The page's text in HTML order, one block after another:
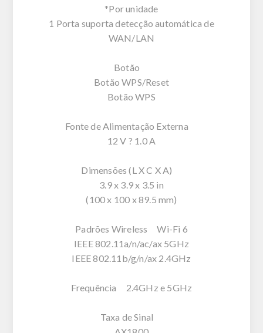
*Por unidade
1 Porta suporta detecção automática de
WAN/LAN
Botão
Botão WPS/Reset
Botão WPS
Fonte de Alimentação Externa
12 V ? 1.0 A
Dimensões (L X C X A)
3.9 x 3.9 x 3.5 in
(100 x 100 x 89.5 mm)
Padrões Wireless Wi-Fi 6
IEEE 802.11a/n/ac/ax 5GHz
IEEE 802.11b/g/n/ax 2.4GHz
Frequência 2.4GHz e 5GHz
Taxa de Sinal